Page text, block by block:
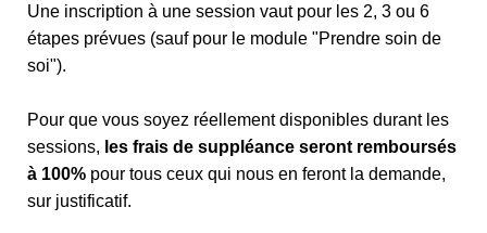
Une inscription à une session vaut pour les 2, 3 ou 6
étapes prévues (sauf pour le module "Prendre soin de
soi").
Pour que vous soyez réellement disponibles durant les
sessions, les frais de suppléance seront remboursés
à 100% pour tous ceux qui nous en feront la demande,
sur justificatif.